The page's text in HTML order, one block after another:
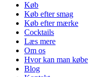
Køb
Køb efter smag
Køb efter mærke
Cocktails
Læs mere
Om os
Hvor kan man købe
Blog